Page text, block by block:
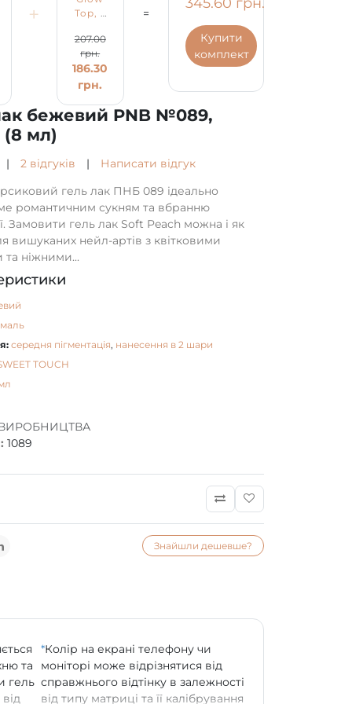
бежевий PNB №089,
мл)
| 2 відгуків |
Написати відгук
гель лак ПНБ 089 ідеально
романтичним сукням та вбранню
Замовити гель лак Soft Peach можна і як
вишуканих нейл-артів з квітковими
ніжними...
середня пігментація, нанесення в 2 шари
TOUCH
1089
Знайшли дешевше?
+
Top, з
фільтром,
без
липкого
шару, 8
207.00
грн.
186.30
грн.
=
Купити
комплект
та
гель
*Колір на екрані телефону чи
моніторі може відрізнятися від
справжнього відтінку в залежності
від типу матриці та її калібрування